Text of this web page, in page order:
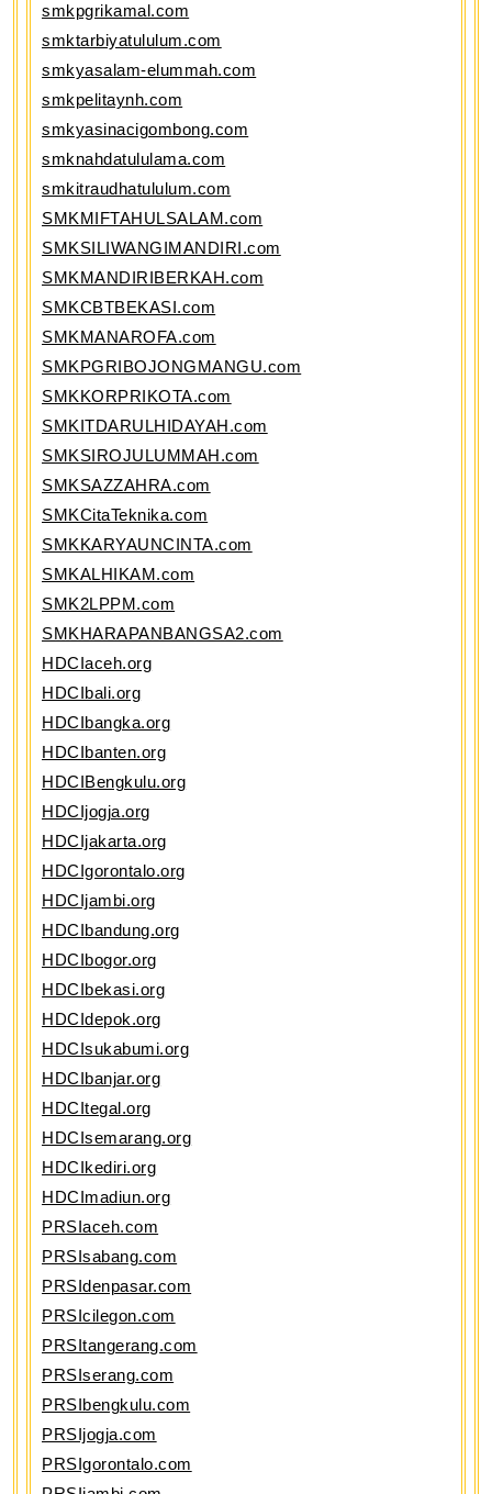
smkpgrikamal.com
smktarbiyatululum.com
smkyasalam-elummah.com
smkpelitaynh.com
smkyasinacigombong.com
smknahdatululama.com
smkitraudhatululum.com
SMKMIFTAHULSALAM.com
SMKSILIWANGIMANDIRI.com
SMKMANDIRIBERKAH.com
SMKCBTBEKASI.com
SMKMANAROFA.com
SMKPGRIBOJONGMANGU.com
SMKKORPRIKOTA.com
SMKITDARULHIDAYAH.com
SMKSIROJULUMMAH.com
SMKSAZZAHRA.com
SMKCitaTeknika.com
SMKKARYAUNCINTA.com
SMKALHIKAM.com
SMK2LPPM.com
SMKHARAPANBANGSA2.com
HDCIaceh.org
HDCIbali.org
HDCIbangka.org
HDCIbanten.org
HDCIBengkulu.org
HDCIjogja.org
HDCIjakarta.org
HDCIgorontalo.org
HDCIjambi.org
HDCIbandung.org
HDCIbogor.org
HDCIbekasi.org
HDCIdepok.org
HDCIsukabumi.org
HDCIbanjar.org
HDCItegal.org
HDCIsemarang.org
HDCIkediri.org
HDCImadiun.org
PRSIaceh.com
PRSIsabang.com
PRSIdenpasar.com
PRSIcilegon.com
PRSItangerang.com
PRSIserang.com
PRSIbengkulu.com
PRSIjogja.com
PRSIgorontalo.com